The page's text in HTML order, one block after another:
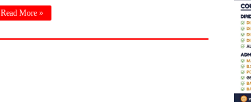
Read More »